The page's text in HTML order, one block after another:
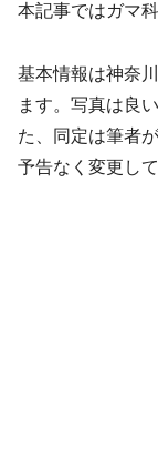
本記事ではガマ
基本情報は神奈
ます。写真は良
た、同定は筆者
予告なく変更し